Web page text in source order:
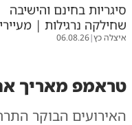
סיגריות בחינם והישיבה
שחילקה נרגילות |
איצלה כץ|
06.08.26
טראמפ מאריך
האירועים הבוקר